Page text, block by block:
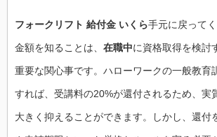
フォークリフト 給付金 いくら手元に戻って
金額を知ることは、 在職中に資格取得を検討
重要な関心事です。ハローワークの一般教育
すれば、受講料の20%が還付されるため、実
大きく抑えることができます。しかし、還付